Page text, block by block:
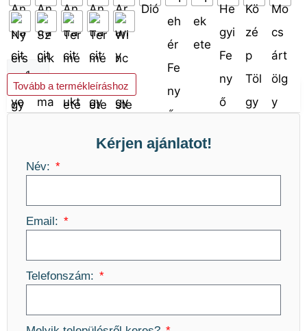
Kosárba teszem
Tovább a termékleíráshoz
Kérjen ajánlatot!
Név:
Email:
Telefonszám: